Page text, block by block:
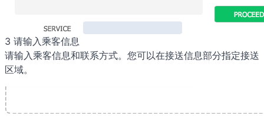
3 请输入乘客信息
请输入乘客信息和联系方式。您可以在接送信息部分指定接送
区域。